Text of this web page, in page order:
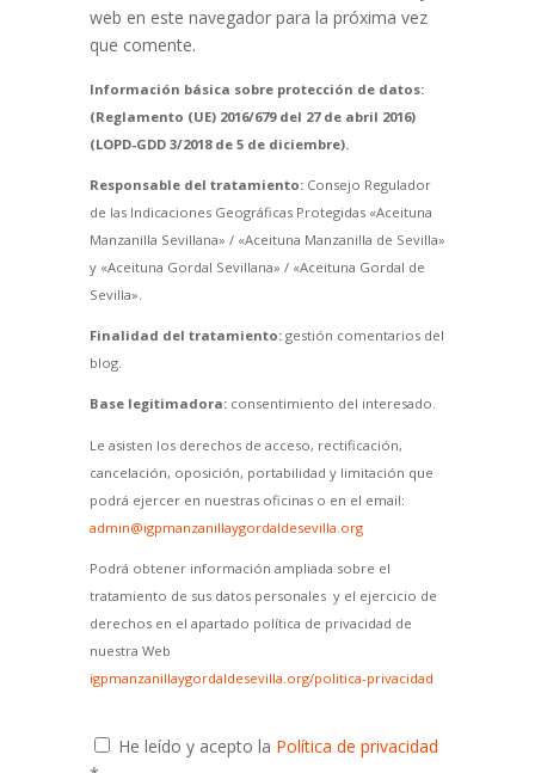
web en este navegador para la próxima vez
que comente.
Información básica sobre protección de datos:
(Reglamento (UE) 2016/679 del 27 de abril 2016)
(LOPD-GDD 3/2018 de 5 de diciembre).
Responsable del tratamiento:Consejo Regulador
de las Indicaciones Geográficas Protegidas «Aceituna
Manzanilla Sevillana» / «Aceituna Manzanilla de Sevilla»
y «Aceituna Gordal Sevillana» / «Aceituna Gordal de
Sevilla».
Finalidad del tratamiento:gestión comentarios del
blog.
Base legitimadora:consentimiento del interesado.
Le asisten los derechos de acceso, rectificación,
cancelación, oposición, portabilidad y limitación que
podrá ejercer en nuestras oficinas o en el email:
admin@igpmanzanillaygordaldesevilla.org
Podrá obtener información ampliada sobre el
tratamiento de sus datos personales y el ejercicio de
derechos en el apartado política de privacidad de
nuestra Web
igpmanzanillaygordaldesevilla.org/politica-privacidad
He leído y acepto la Política de privacidad